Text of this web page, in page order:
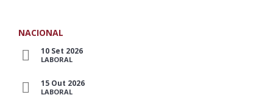
NACIONAL
10 Set 2026
LABORAL
15 Out 2026
LABORAL